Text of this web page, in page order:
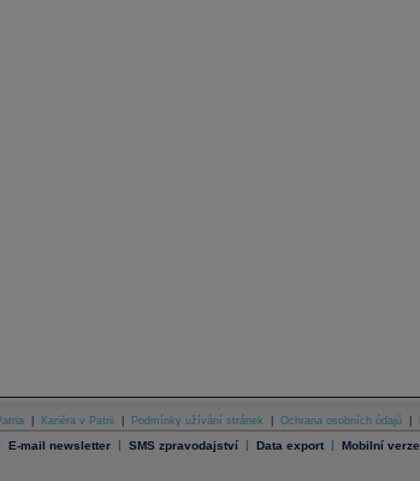
Kariéra v Patrii Podmínky užívání stránek Ochrana osobních údajů
E-mail newsletter | SMS zpravodajství | Data export | Mobilní verze